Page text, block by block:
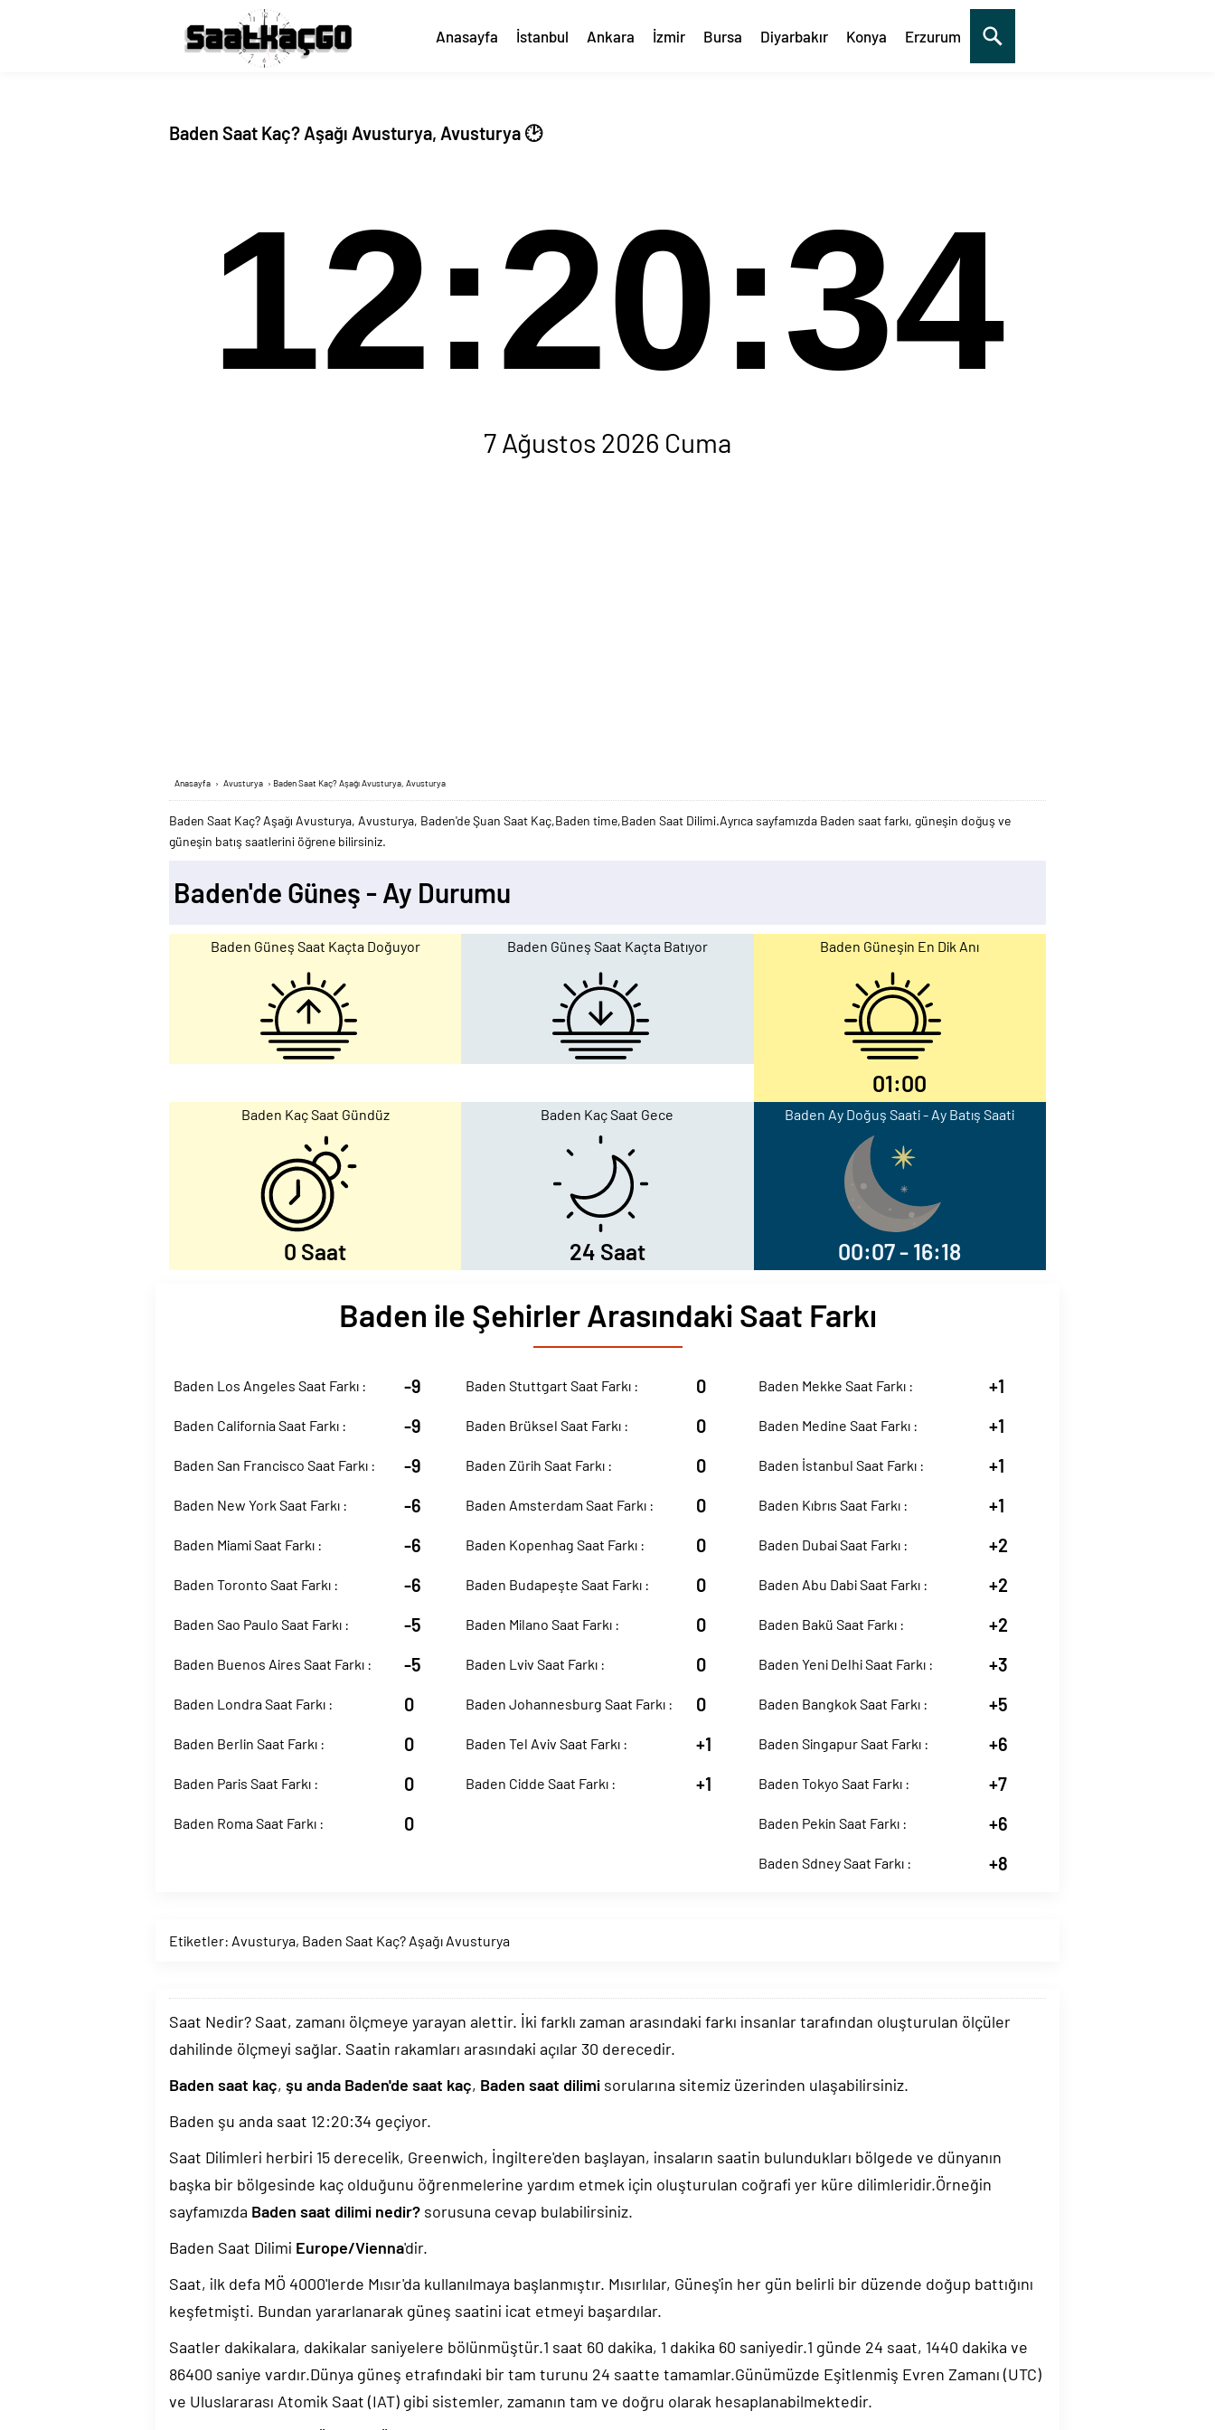
Anasayfa İstanbul Ankara İzmir Bursa Diyarbakır Konya Erzurum
Baden Saat Kaç? Aşağı Avusturya, Avusturya 🕑
12:20:35
7 Ağustos 2026 Cuma
Anasayfa › Avusturya › Baden Saat Kaç? Aşağı Avusturya, Avusturya
Baden Saat Kaç? Aşağı Avusturya, Avusturya, Baden'de Şuan Saat Kaç,Baden time,Baden Saat Dilimi.Ayrıca sayfamızda Baden saat farkı, güneşin doğuş ve
güneşin batış saatlerini öğrene bilirsiniz.
Baden'de Güneş - Ay Durumu
Baden Güneş Saat Kaçta Doğuyor Baden Güneş Saat Kaçta Batıyor Baden Güneşin En Dik Anı
01:00
Baden Kaç Saat Gündüz
0 Saat
Baden Kaç Saat Gece
24 Saat
Baden Ay Doğuş Saati - Ay Batış Saati
00:07 - 16:18
Baden ile Şehirler Arasındaki Saat Farkı
Baden Los Angeles Saat Farkı : -9
Baden California Saat Farkı : -9
Baden San Francisco Saat Farkı : -9
Baden New York Saat Farkı : -6
Baden Miami Saat Farkı : -6
Baden Toronto Saat Farkı : -6
Baden Sao Paulo Saat Farkı : -5
Baden Buenos Aires Saat Farkı : -5
Baden Londra Saat Farkı : 0
Baden Berlin Saat Farkı : 0
Baden Paris Saat Farkı : 0
Baden Roma Saat Farkı : 0
Baden Stuttgart Saat Farkı : 0
Baden Brüksel Saat Farkı : 0
Baden Zürih Saat Farkı : 0
Baden Amsterdam Saat Farkı : 0
Baden Kopenhag Saat Farkı : 0
Baden Budapeşte Saat Farkı : 0
Baden Milano Saat Farkı : 0
Baden Lviv Saat Farkı : 0
Baden Johannesburg Saat Farkı : 0
Baden Tel Aviv Saat Farkı : +1
Baden Cidde Saat Farkı : +1
Baden Mekke Saat Farkı : +1
Baden Medine Saat Farkı : +1
Baden İstanbul Saat Farkı : +1
Baden Kıbrıs Saat Farkı : +1
Baden Dubai Saat Farkı : +2
Baden Abu Dabi Saat Farkı : +2
Baden Bakü Saat Farkı : +2
Baden Yeni Delhi Saat Farkı : +3
Baden Bangkok Saat Farkı : +5
Baden Singapur Saat Farkı : +6
Baden Tokyo Saat Farkı : +7
Baden Pekin Saat Farkı : +6
Baden Sdney Saat Farkı : +8
Etiketler: Avusturya, Baden Saat Kaç? Aşağı Avusturya
Saat Nedir? Saat, zamanı ölçmeye yarayan alettir. İki farklı zaman arasındaki farkı insanlar tarafından oluşturulan ölçüler
dahilinde ölçmeyi sağlar. Saatin rakamları arasındaki açılar 30 derecedir.
Baden saat kaç, şu anda Baden'de saat kaç, Baden saat dilimi sorularına sitemiz üzerinden ulaşabilirsiniz.
Baden şu anda saat 12:20:35 geçiyor.
Saat Dilimleri herbiri 15 derecelik, Greenwich, İngiltere'den başlayan, insaların saatin bulundukları bölgede ve dünyanın
başka bir bölgesinde kaç olduğunu öğrenmelerine yardım etmek için oluşturulan coğrafi yer küre dilimleridir.Örneğin
sayfamızda Baden saat dilimi nedir? sorusuna cevap bulabilirsiniz.
Baden Saat Dilimi Europe/Vienna'dir.
Saat, ilk defa MÖ 4000'lerde Mısır'da kullanılmaya başlanmıştır. Mısırlılar, Güneş'in her gün belirli bir düzende doğup battığını
keşfetmişti. Bundan yararlanarak güneş saatini icat etmeyi başardılar.
Saatler dakikalara, dakikalar saniyelere bölünmüştür.1 saat 60 dakika, 1 dakika 60 saniyedir.1 günde 24 saat, 1440 dakika ve
86400 saniye vardır.Dünya güneş etrafındaki bir tam turunu 24 saatte tamamlar.Günümüzde Eşitlenmiş Evren Zamanı (UTC)
ve Uluslararası Atomik Saat (IAT) gibi sistemler, zamanın tam ve doğru olarak hesaplanabilmektedir.